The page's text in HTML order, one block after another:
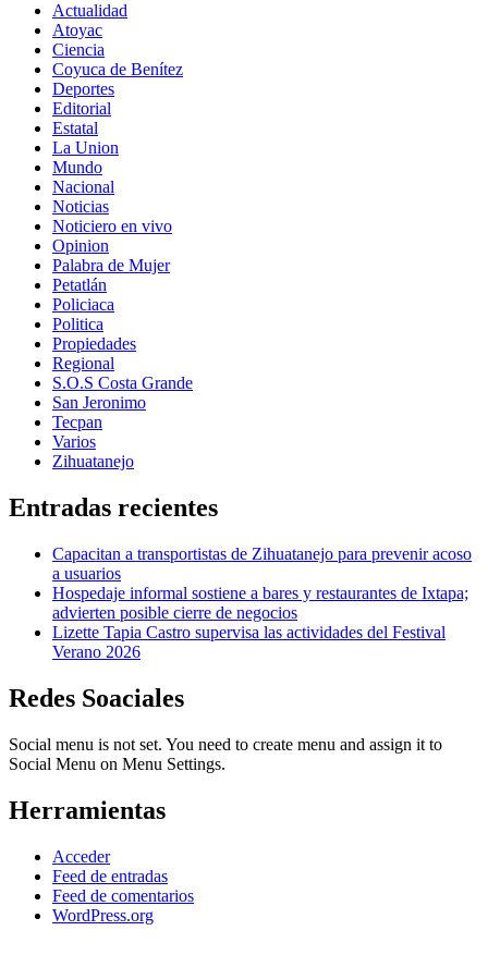
Actualidad
Atoyac
Ciencia
Coyuca de Benítez
Deportes
Editorial
Estatal
La Union
Mundo
Nacional
Noticias
Noticiero en vivo
Opinion
Palabra de Mujer
Petatlán
Policiaca
Politica
Propiedades
Regional
S.O.S Costa Grande
San Jeronimo
Tecpan
Varios
Zihuatanejo
Entradas recientes
Capacitan a transportistas de Zihuatanejo para prevenir acoso
a usuarios
Hospedaje informal sostiene a bares y restaurantes de Ixtapa;
advierten posible cierre de negocios
Lizette Tapia Castro supervisa las actividades del Festival
Verano 2026
Redes Soaciales
Social menu is not set. You need to create menu and assign it to
Social Menu on Menu Settings.
Herramientas
Acceder
Feed de entradas
Feed de comentarios
WordPress.org